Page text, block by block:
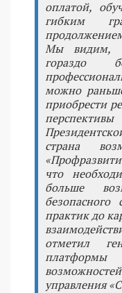
оплатой,
гибким
Мы видим,
гораздо
можно
приобрести
страна
что
больше
практик до
отметил
управления